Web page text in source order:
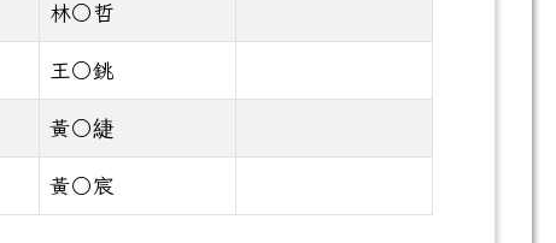
林○哲
王○銚
黃○緁
黃○宸